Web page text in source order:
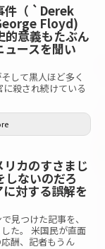
件（ `Derek
Floyd)
的意義もたぶん
ースを聞い
して黒人ほど多く
殺され続けている
リカのすさまじ
しないのだろ
対する誤解を
見つけた記事を、
た。 米国民が直面
酬、記者もうん